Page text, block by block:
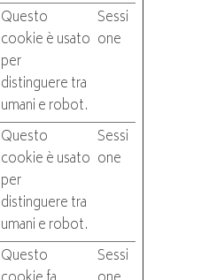
Questo
cookie è usato
per
distinguere tra
umani e robot.
Sessi
one
Questo
cookie è usato
per
distinguere tra
umani e robot.
Sessi
one
Questo
Sessi